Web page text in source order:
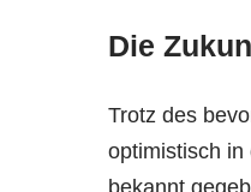
Die
Trotz des
optimistisch in
bekannt